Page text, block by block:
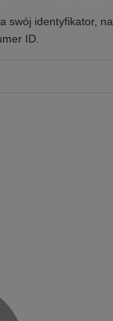
swój identyfikator, na
ID.